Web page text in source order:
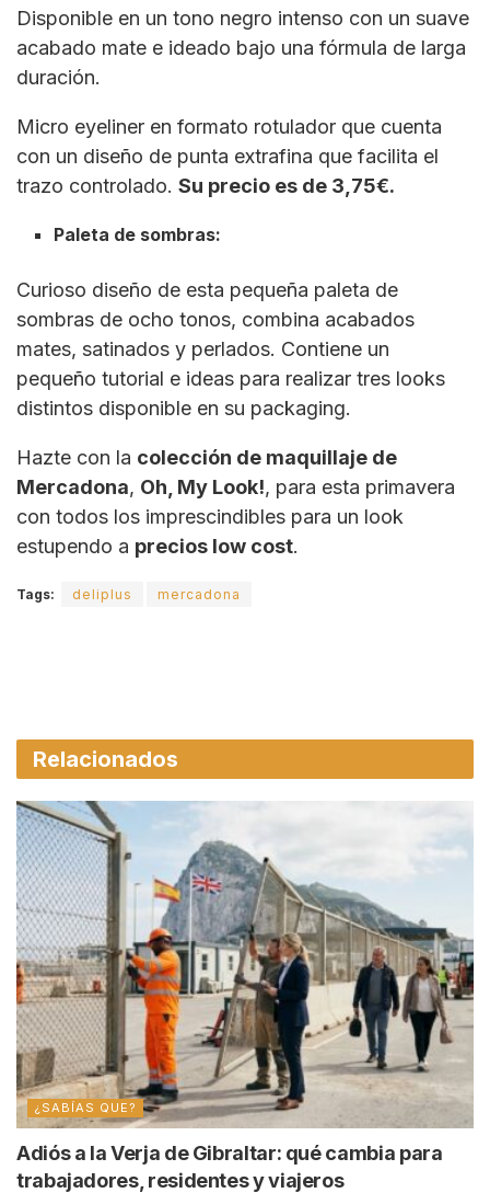
Disponible en un tono negro intenso con un suave
acabado mate e ideado bajo una fórmula de larga
duración.
Micro eyeliner en formato rotulador que cuenta
con un diseño de punta extrafina que facilita el
trazo controlado. Su precio es de 3,75€.
Paleta de sombras:
Curioso diseño de esta pequeña paleta de
sombras de ocho tonos, combina acabados
mates, satinados y perlados. Contiene un
pequeño tutorial e ideas para realizar tres looks
distintos disponible en su packaging.
Hazte con la colección de maquillaje de
Mercadona, Oh, My Look!, para esta primavera
con todos los imprescindibles para un look
estupendo a precios low cost.
Tags: deliplus mercadona
Relacionados
¿SABÍAS QUE?
Adiós a la Verja de Gibraltar: qué cambia para
trabajadores, residentes y viajeros